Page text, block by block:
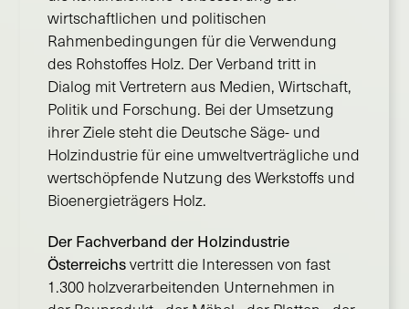
wirtschaftlichen und politischen
Rahmenbedingungen für die Verwendung
des Rohstoffes Holz. Der Verband tritt in
Dialog mit Vertretern aus Medien, Wirtschaft,
Politik und Forschung. Bei der Umsetzung
ihrer Ziele steht die Deutsche Säge- und
Holzindustrie für eine umweltverträgliche und
wertschöpfende Nutzung des Werkstoffs und
Bioenergieträgers Holz.
Der Fachverband der Holzindustrie
Österreichsvertritt die Interessen von fast
1.300 holzverarbeitenden Unternehmen in